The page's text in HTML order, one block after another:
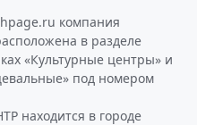
компания
в разделе
«Культурные центры» и
под номером
находится в городе